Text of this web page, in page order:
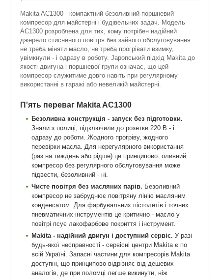
Makita AC1300 - компактний безоливний поршневий
компресор для майстерні і будівельних задач. Модель
AC1300 розроблена для тих, кому потрібен надійний
джерело стисненого повітря без зайвого обслуговування:
не треба міняти масло, не треба прогрівати взимку,
увімкнули - і одразу в роботу. Japonський підхід Makita до
якості двигуна і поршневої групи означає, що цей
компресор служитиме довго навіть при регулярному
використанні в гаражі або невеликій майстерні.
П'ять переваг Makita AC1300
Безоливна конструкція - запуск без підготовки.
Зняли з полиці, підключили до розетки 220 В - і
одразу до роботи. Жодного прогріву, жодного
перевірки масла. Для нерегулярного використання
(раз на тиждень або рідше) це принципово: оливний
компресор без регулярного обслуговування може
підвести, безоливний - ні.
Чисте повітря без масляних парів. Безоливний
компресор не забруднює повітряну лінію масляним
конденсатом. Для фарбувальних пістолетів і точних
пневматичних інструментів це критично - масло у
повітрі псує лакофарбове покриття і інструмент.
Makita - надійний двигун і доступний сервіс. У разі
будь-якої несправності - сервісні центри Makita є по
всій Україні. Запасні частини для компресорів Makita
доступні, що принципово відрізняє від дешевих
аналогів, де при поломці легше викинути, ніж